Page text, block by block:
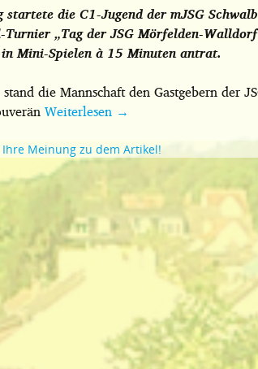
startete die C1-Jugend der mJSG
„Tag der JSG Mörfelden-
Mini-Spielen à 15 Minuten antrat.
die Mannschaft den Gastgebern der
Weiterlesen →
Ihre Meinung zu dem Artikel!